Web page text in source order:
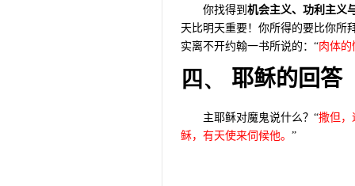
你找得到 机会主义、功利主义
天比明天重要！你所得的要比你所
实离不开约翰一书所说的：“肉体的
四、 耶稣的回答
主耶稣对魔鬼说什么？“撒但，
稣，有天使来伺候他。 ”